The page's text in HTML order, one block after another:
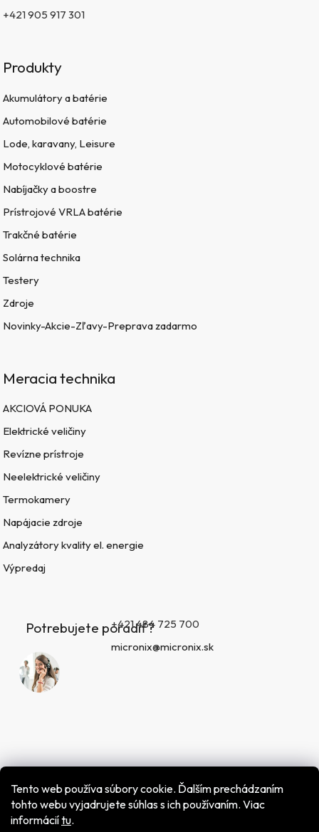
Tento web používa súbory cookie. Ďalším prechádzaním
tohto webu vyjadrujete súhlas s ich používaním. Viac
informáciítu.
+421 905 917 301
Produkty
Akumulátory a batérie
Automobilové batérie
Lode, karavany, Leisure
Motocyklové batérie
Nabíjačky a boostre
Prístrojové VRLA batérie
Trakčné batérie
Solárna technika
Testery
Zdroje
Novinky-Akcie-Zľavy-Preprava zadarmo
Meracia technika
AKCIOVÁ PONUKA
Elektrické veličiny
Revízne prístroje
Neelektrické veličiny
Termokamery
Napájacie zdroje
Analyzátory kvality el. energie
Výpredaj
Potrebujete poradiť?+421 484 725 700
micronix@micronix.sk